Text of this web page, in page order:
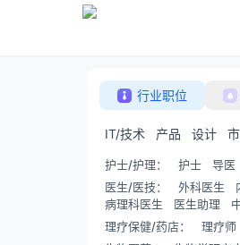
行业职位
IT/技术 产品 设计
护士/护理： 护士 导医
医生/医技： 外科医生
病理科医生
医生助理
理疗保健/药店： 理疗师